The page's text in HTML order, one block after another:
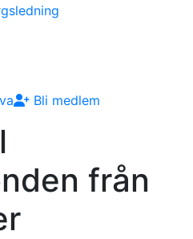
Bli medlem
från